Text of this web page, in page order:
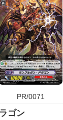
PR/0071
ゴン